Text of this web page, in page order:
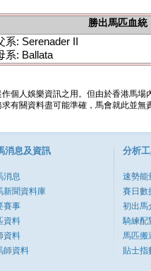
勝出馬匹血統
系: Serenader II
系: Ballata
個人娛樂資訊之用。但由於香港馬
有關資料盡可能準確，馬會就此並
消息及資訊
消息
新聞資料庫
賽事
資料
資料
師資料
分析
速勢能
賽日數
初出馬
騎練配
馬匹搬
貼士指